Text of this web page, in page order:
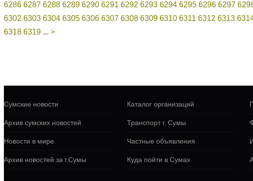
6286 6287 6288 6289 6290 6291 6292 6293 6294 6295 6296 6297
6302 6303 6304 6305 6306 6307 6308 6309 6310 6311 6312 6313
6318 6319 ... >
Сумские новости
Архив сумских новостей
Новости в мире
Архив новостей за г.Сумы
Каталог организаций
Транспорт г. Сумы
Частные объявления
Куда пойти в Сумах